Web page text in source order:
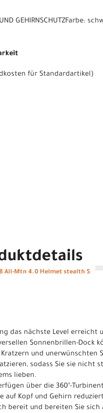
GEHIRNSCHUTZFarbe:
für Standardartikel)
All-Mtn 4.0 Helmet stealth S
das nächste Level erreicht
Sonnenbrillen-Dock
und unerwünschten
sodass Sie sie nicht
lieben.
über die 360°-
auf Kopf und Gehirn
bereit und bereiten Sie